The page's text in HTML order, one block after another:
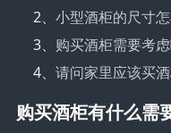
2、小型酒柜的尺寸
3、 购买酒柜需要考
4、请问家里应该买
购买酒柜有什么需